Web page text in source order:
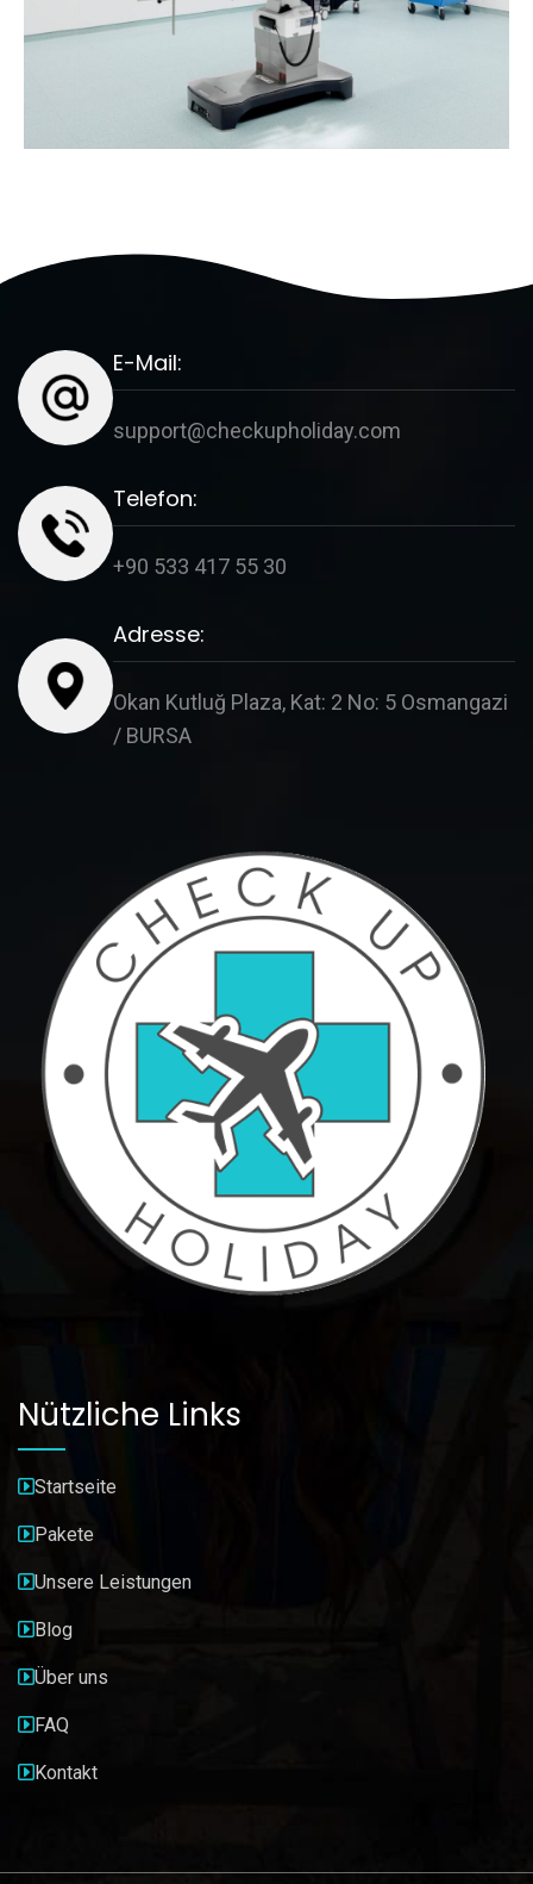
E-Mail:
support@checkupholiday.com
Telefon:
+90 533 417 55 30
Adresse:
Okan Kutluğ Plaza, Kat: 2 No: 5 Osmangazi
/ BURSA
Nützliche Links
Startseite
Pakete
Unsere Leistungen
Blog
Über uns
FAQ
Kontakt